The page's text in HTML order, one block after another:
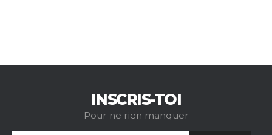
INSCRIS-TOI
Pour ne rien manquer